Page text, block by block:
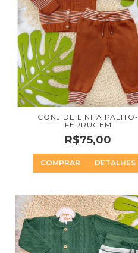
CONJ DE LINHA PALITO-
FERRUGEM
R$75,00
COMPRAR DETALHES